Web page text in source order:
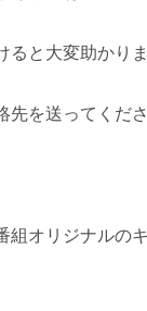
ると大変助かり
先を送ってくだ
組オリジナルの